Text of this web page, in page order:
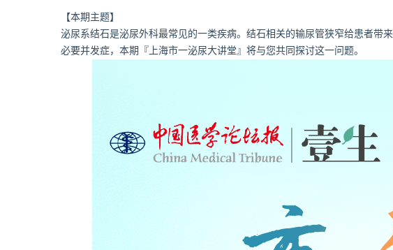
【本期主题】
泌尿系结石是泌尿外科最常见的一类疾病。结石相关的输尿管狭窄给患者带
必要并发症，本期『上海市一泌尿大讲堂』将与您共同探讨这一问题。